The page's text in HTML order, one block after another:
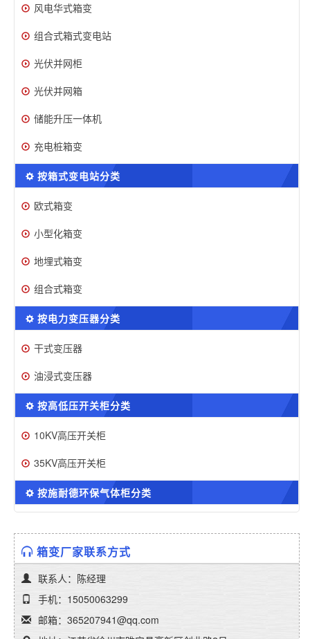
风电华式箱变
组合式箱式变电站
光伏并网柜
光伏并网箱
储能升压一体机
充电桩箱变
按箱式变电站分类
欧式箱变
小型化箱变
地埋式箱变
组合式箱变
按电力变压器分类
干式变压器
油浸式变压器
按高低压开关柜分类
10KV高压开关柜
35KV高压开关柜
按施耐德环保气体柜分类
箱变厂家联系方式
联系人：陈经理
手机：15050063299
邮箱：365207941@qq.com